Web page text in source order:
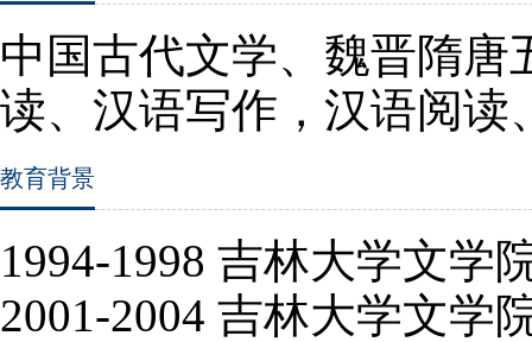
中国古代文学、魏晋隋
读、汉语写作，汉语阅读
教育背景
1994-1998 吉林大学文学
2001-2004 吉林大学文学